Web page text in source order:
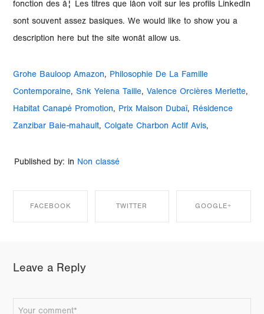
fonction des â¦ Les titres que lâon voit sur les profils LinkedIn
sont souvent assez basiques. We would like to show you a
description here but the site wonât allow us.
Grohe Bauloop Amazon, Philosophie De La Famille
Contemporaine,Snk Yelena Taille, Valence Orcières Merlette,
Habitat Canapé Promotion, Prix Maison Dubaï, Résidence
Zanzibar Baie-mahault,Colgate Charbon Actif Avis,
Published by: in Non classé
FACEBOOK
FACEBOOK
TWITTER GOOGLE+
Leave a Reply